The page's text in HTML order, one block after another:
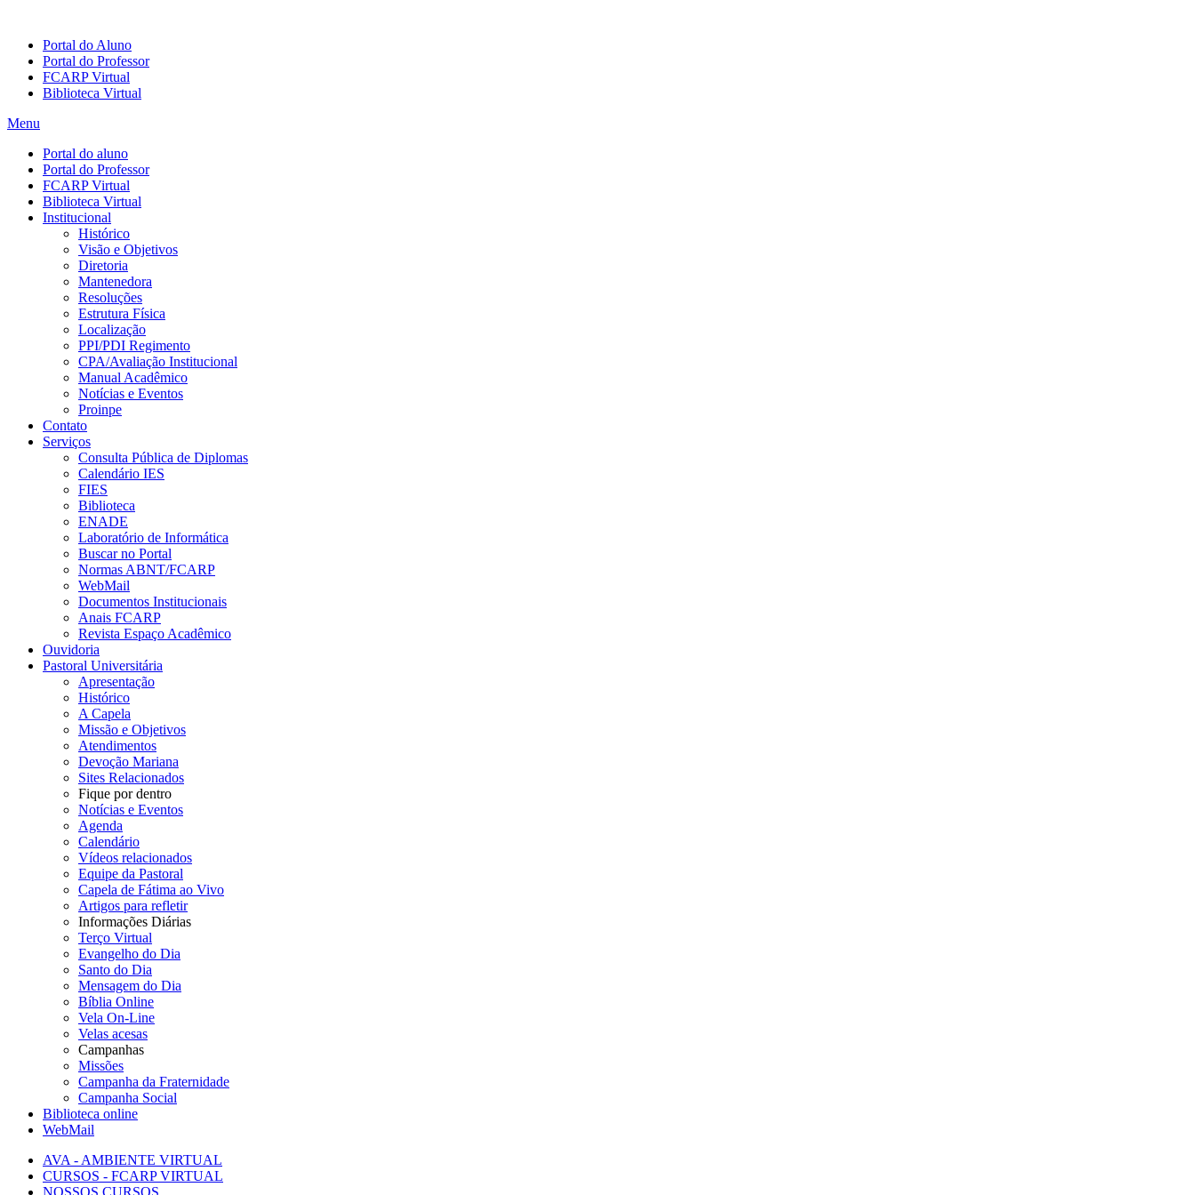
Portal do Aluno
Portal do Professor
FCARP Virtual
Biblioteca Virtual
Menu
Portal do aluno
Portal do Professor
FCARP Virtual
Biblioteca Virtual
Institucional
Histórico
Visão e Objetivos
Diretoria
Mantenedora
Resoluções
Estrutura Física
Localização
PPI/PDI Regimento
CPA/Avaliação Institucional
Manual Acadêmico
Notícias e Eventos
Proinpe
Contato
Serviços
Consulta Pública de Diplomas
Calendário IES
FIES
Biblioteca
ENADE
Laboratório de Informática
Buscar no Portal
Normas ABNT/FCARP
WebMail
Documentos Institucionais
Anais FCARP
Revista Espaço Acadêmico
Ouvidoria
Pastoral Universitária
Apresentação
Histórico
A Capela
Missão e Objetivos
Atendimentos
Devoção Mariana
Sites Relacionados
Fique por dentro
Notícias e Eventos
Agenda
Calendário
Vídeos relacionados
Equipe da Pastoral
Capela de Fátima ao Vivo
Artigos para refletir
Informações Diárias
Terço Virtual
Evangelho do Dia
Santo do Dia
Mensagem do Dia
Bíblia Online
Vela On-Line
Velas acesas
Campanhas
Missões
Campanha da Fraternidade
Campanha Social
Biblioteca online
WebMail
AVA - AMBIENTE VIRTUAL
CURSOS - FCARP VIRTUAL
NOSSOS CURSOS